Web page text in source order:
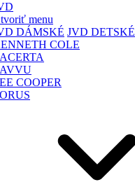
menu
DÁMSKÉ JVD DETSKÉ
COLE
COOPER